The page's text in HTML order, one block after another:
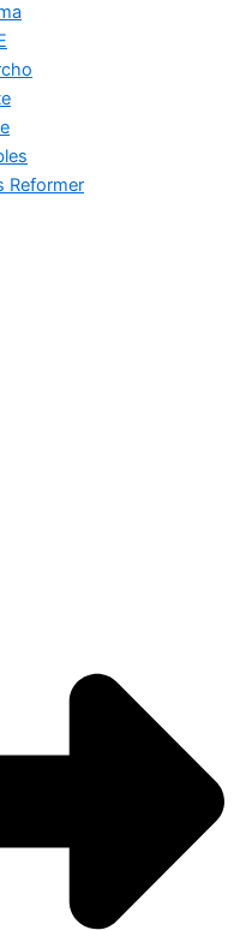
Reformer